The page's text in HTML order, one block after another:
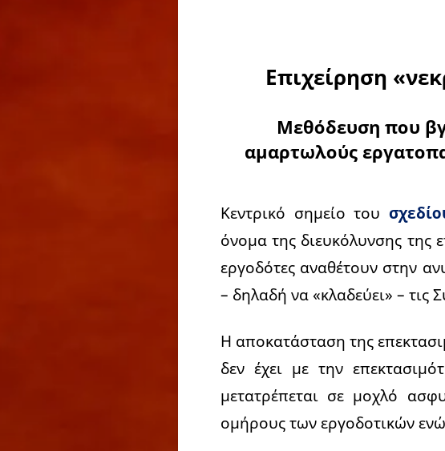
Επιχείρηση
Μεθόδευση που
αμαρτωλούς
Κεντρικό σημείο του
όνομα της διευκόλυνσης της
εργοδότες αναθέτουν στην
– δηλαδή να «κλαδεύει» – τις
Η αποκατάσταση της
δεν έχει με την
μετατρέπεται σε μοχλό
ομήρους των εργοδοτικών